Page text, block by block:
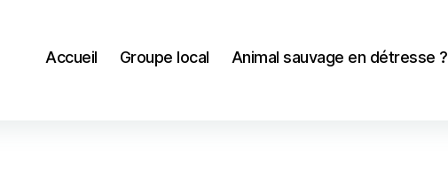
Accueil Groupe local Animal sauvage en détresse ?